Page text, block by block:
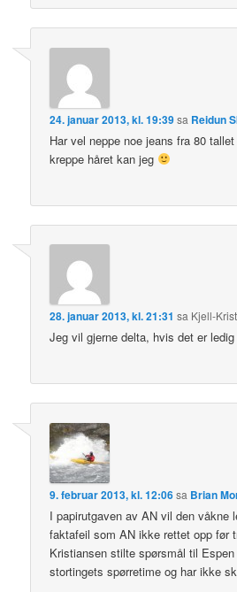
24. januar 2013, kl. 19:39sa Reidun
Har vel neppe noe jeans fra 80
kreppe håret kan jeg
28. januar 2013, kl. 21:31 sa Kjell-
Jeg vil gjerne delta, hvis det er
9. februar 2013, kl. 12:06sa Brian
I papirutgaven av AN vil den våkne
faktafeil som AN ikke rettet opp før
Kristiansen stilte spørsmål til
stortingets spørretime og har ikke